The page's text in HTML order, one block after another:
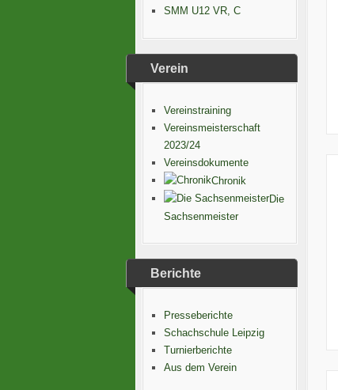
SMM U12 VR, C
Verein
Vereinstraining
Vereinsmeisterschaft
2023/24
Vereinsdokumente
Chronik
Die
Sachsenmeister
Berichte
Presseberichte
Schachschule Leipzig
Turnierberichte
Aus dem Verein